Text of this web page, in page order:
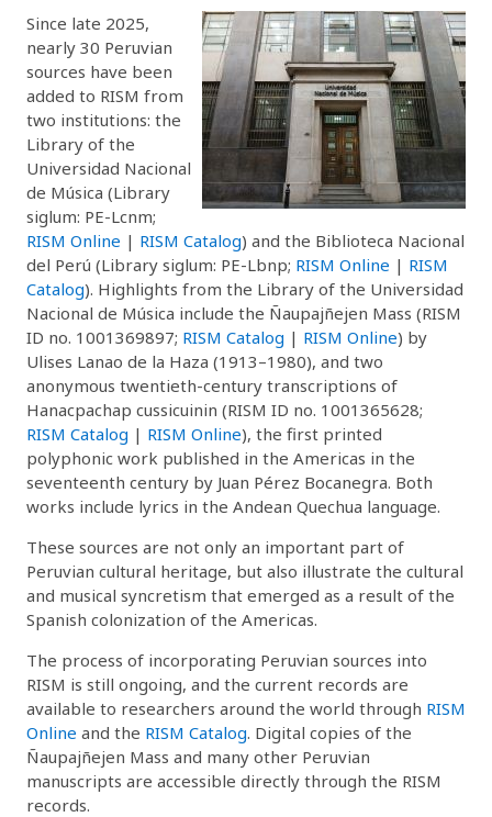
Since late 2025,
nearly 30 Peruvian
sources have been
added to RISM from
two institutions: the
Library of the
Universidad Nacional
de Música (Library
siglum: PE-Lcnm;
RISM Online | RISM Catalog) and the Biblioteca Nacional
del Perú (Library siglum: PE-Lbnp; RISM Online | RISM
Catalog). Highlights from the Library of the Universidad
Nacional de Música include the Ñaupajñejen Mass (RISM
ID no. 1001369897; RISM Catalog | RISM Online) by
Ulises Lanao de la Haza (1913–1980), and two
anonymous twentieth-century transcriptions of
Hanacpachap cussicuinin (RISM ID no. 1001365628;
RISM Catalog | RISM Online), the first printed
polyphonic work published in the Americas in the
seventeenth century by Juan Pérez Bocanegra. Both
works include lyrics in the Andean Quechua language.
These sources are not only an important part of
Peruvian cultural heritage, but also illustrate the cultural
and musical syncretism that emerged as a result of the
Spanish colonization of the Americas.
The process of incorporating Peruvian sources into
RISM is still ongoing, and the current records are
available to researchers around the world through RISM
Online and the RISM Catalog. Digital copies of the
Ñaupajñejen Mass and many other Peruvian
manuscripts are accessible directly through the RISM
records.